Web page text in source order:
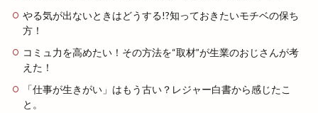
やる気が出ないときはどうする!?知っておきたいモチベの保ち
方！
コミュ力を高めたい！その方法を“取材”が生業のおじさんが考
えた！
「仕事が生きがい」はもう古い？レジャー白書から感じたこ
と。